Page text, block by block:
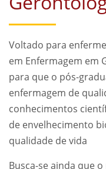
Voltado para
em Enfermagem em
para que o pós-
enfermagem de
conhecimentos
de envelhecimento
qualidade de vida
Busca-se ainda que